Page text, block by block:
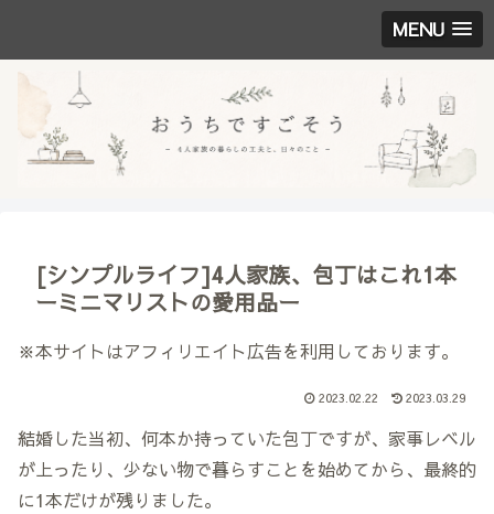
MENU
[シンプルライフ]4人家族、包丁はこれ1本
ーミニマリストの愛用品ー
※本サイトはアフィリエイト広告を利用しております。
2023.02.22 2023.03.29
結婚した当初、何本か持っていた包丁ですが、家事レベル
が上ったり、少ない物で暮らすことを始めてから、最終的
に1本だけが残りました。